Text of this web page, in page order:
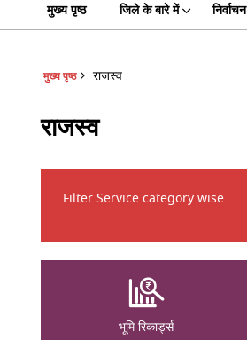
मुख्य पृष्ठ जिले के बारे में निर्वाचन
मुख्य पृष्ठ राजस्व
राजस्व
Filter Service category wise
भूमि रिकार्ड्स